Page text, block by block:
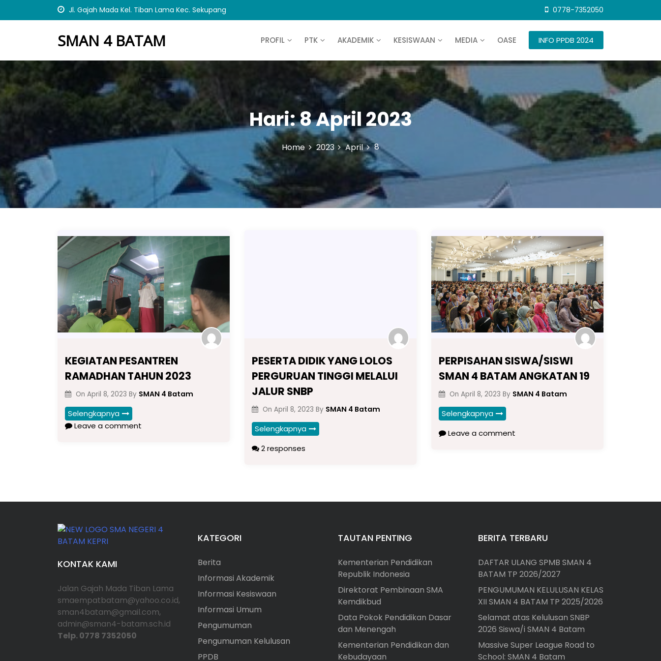
o
n
Jl. Gajah Mada Kel. Tiban Lama Kec. Sekupang 0778-7352050
SMAN 4 BATAM PROFIL PTK AKADEMIK KESISWAAN MEDIA OASE INFO PPDB 2024
Hari:8 April 2023
Home 2023 April 8
KEGIATAN PESANTREN
RAMADHAN TAHUN 2023
On April 8, 2023 By SMAN 4 Batam
Selengkapnya
Leave a comment
PESERTA DIDIK YANG LOLOS
PERGURUAN TINGGI MELALUI
JALUR SNBP
On April 8, 2023 By SMAN 4 Batam
Selengkapnya
2 responses
PERPISAHAN SISWA/SISWI
SMAN 4 BATAM ANGKATAN 19
On April 8, 2023 By SMAN 4 Batam
Selengkapnya
Leave a comment
KONTAK KAMI
Jalan Gajah Mada Tiban Lama
smaempatbatam@yahoo.co.id,
sman4batam@gmail.com,
admin@sman4-batam.sch.id
Telp. 0778 7352050
KATEGORI
Berita
Informasi Akademik
Informasi Kesiswaan
Informasi Umum
Pengumuman
Pengumuman Kelulusan
PPDB
TAUTAN PENTING
Kementerian Pendidikan
Republik Indonesia
Direktorat Pembinaan SMA
Kemdikbud
Data Pokok Pendidikan Dasar
dan Menengah
Kementerian Pendidikan dan
Kebudayaan
BERITA TERBARU
DAFTAR ULANG SPMB SMAN 4
BATAM TP 2026/2027
PENGUMUMAN KELULUSAN KELAS
XII SMAN 4 BATAM TP 2025/2026
Selamat atas Kelulusan SNBP
2026 Siswa/i SMAN 4 Batam
Massive Super League Road to
School: SMAN 4 Batam